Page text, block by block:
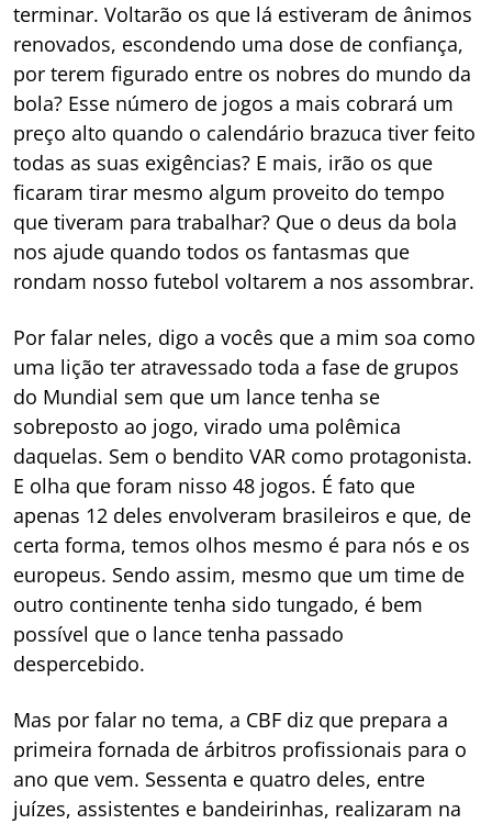
terminar. Voltarão os que lá estiveram de ânimos
renovados, escondendo uma dose de confiança,
por terem figurado entre os nobres do mundo da
bola? Esse número de jogos a mais cobrará um
preço alto quando o calendário brazuca tiver feito
todas as suas exigências? E mais, irão os que
ficaram tirar mesmo algum proveito do tempo
que tiveram para trabalhar? Que o deus da bola
nos ajude quando todos os fantasmas que
rondam nosso futebol voltarem a nos assombrar.
Por falar neles, digo a vocês que a mim soa como
uma lição ter atravessado toda a fase de grupos
do Mundial sem que um lance tenha se
sobreposto ao jogo, virado uma polêmica
daquelas. Sem o bendito VAR como protagonista.
E olha que foram nisso 48 jogos. É fato que
apenas 12 deles envolveram brasileiros e que, de
certa forma, temos olhos mesmo é para nós e os
europeus. Sendo assim, mesmo que um time de
outro continente tenha sido tungado, é bem
possível que o lance tenha passado
despercebido.
Mas por falar no tema, a CBF diz que prepara a
primeira fornada de árbitros profissionais para o
ano que vem. Sessenta e quatro deles, entre
juízes, assistentes e bandeirinhas, realizaram na